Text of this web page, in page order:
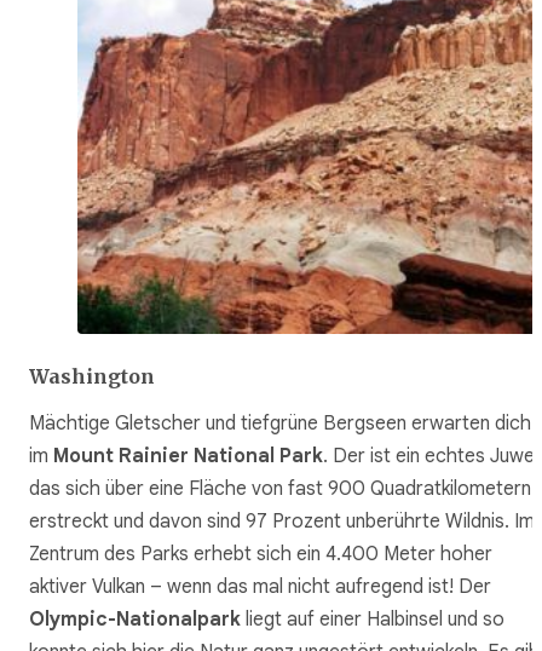
Washington
Mächtige Gletscher und tiefgrüne Bergseen erwarten dich
im Mount Rainier National Park. Der ist ein echtes Juwel,
das sich über eine Fläche von fast 900 Quadratkilometern
erstreckt und davon sind 97 Prozent unberührte Wildnis. Im
Zentrum des Parks erhebt sich ein 4.400 Meter hoher
aktiver Vulkan – wenn das mal nicht aufregend ist! Der
Olympic-Nationalpark liegt auf einer Halbinsel und so